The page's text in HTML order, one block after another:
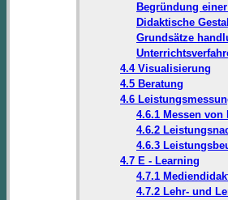
Begründung
Didaktische
Grundsätze
4.4 Visualisierung
4.5 Beratung
4.6
4.6.1 Messen von
4.6.2
4.6.3
4.7 E - Learning
4.7.1
4.7.2 Lehr- und